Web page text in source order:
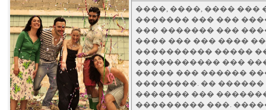
����, ����, ����
������� ��� ���
��� ������� ���
���� ��� ��� ����
���������� �����
����������� ���
����� ��� ������
��������. ��
������� ���
��������� ���.